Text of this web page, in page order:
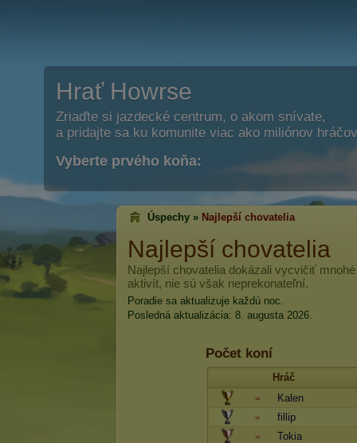
Hrať Howrse
Zriaďte si jazdecké centrum, o akom snívate,
a pridajte sa ku komunite viac ako miliónov
Vyberte prvého koňa:
Úspechy » Najlepší chovatelia
Najlepší chovatelia
Najlepší chovatelia dokázali vycvičiť
aktivít, nie sú však neprekonateľní.
Poradie sa aktualizuje každú noc.
Posledná aktualizácia: 8. augusta 2026.
Počet koní
Hráč
= Kalen
= fillip
=
Tokia